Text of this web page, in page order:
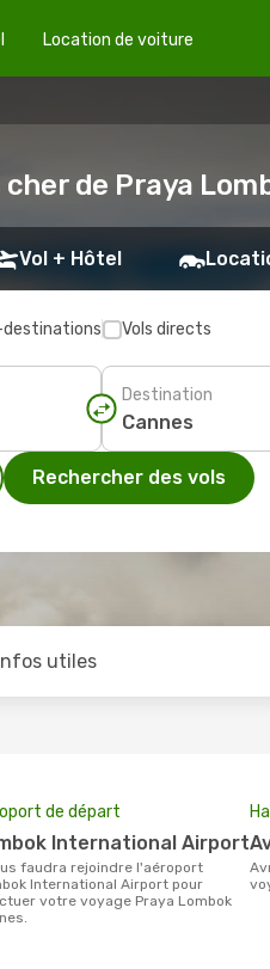
Location de voiture
de Praya
Vol + Hôtel
destinations Vols directs
Destination
Rechercher des vols
utiles
de départ
International Airport
International Airport pour
votre voyage Praya Lombok
avril est la période la plus chargée pour